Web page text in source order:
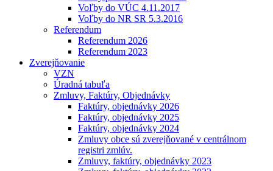
Voľby do VÚC 4.11.2017
Voľby do NR SR 5.3.2016
Referendum
Referendum 2026
Referendum 2023
Zverejňovanie
VZN
Úradná tabuľa
Zmluvy, Faktúry, Objednávky
Faktúry, objednávky 2026
Faktúry, objednávky 2025
Faktúry, objednávky 2024
Zmluvy obce sú zverejňované v centrálnom
registri zmlúv.
Zmluvy, faktúry, objednávky 2023